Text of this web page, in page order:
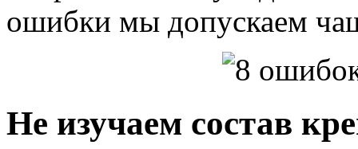
ошибки мы допускаем
Не изучаем состав